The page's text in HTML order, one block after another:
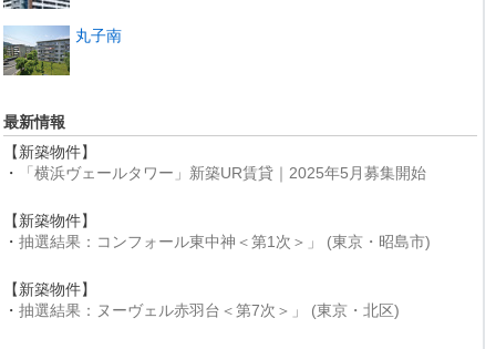
丸子南
最新情報
【新築物件】
・
「横浜ヴェールタワー」新築UR賃貸｜2025年5月募集開始
【新築物件】
・ 抽選結果：コンフォール東中神＜第1次＞」 (東京・昭島市)
【新築物件】
・ 抽選結果：ヌーヴェル赤羽台＜第7次＞」 (東京・北区)